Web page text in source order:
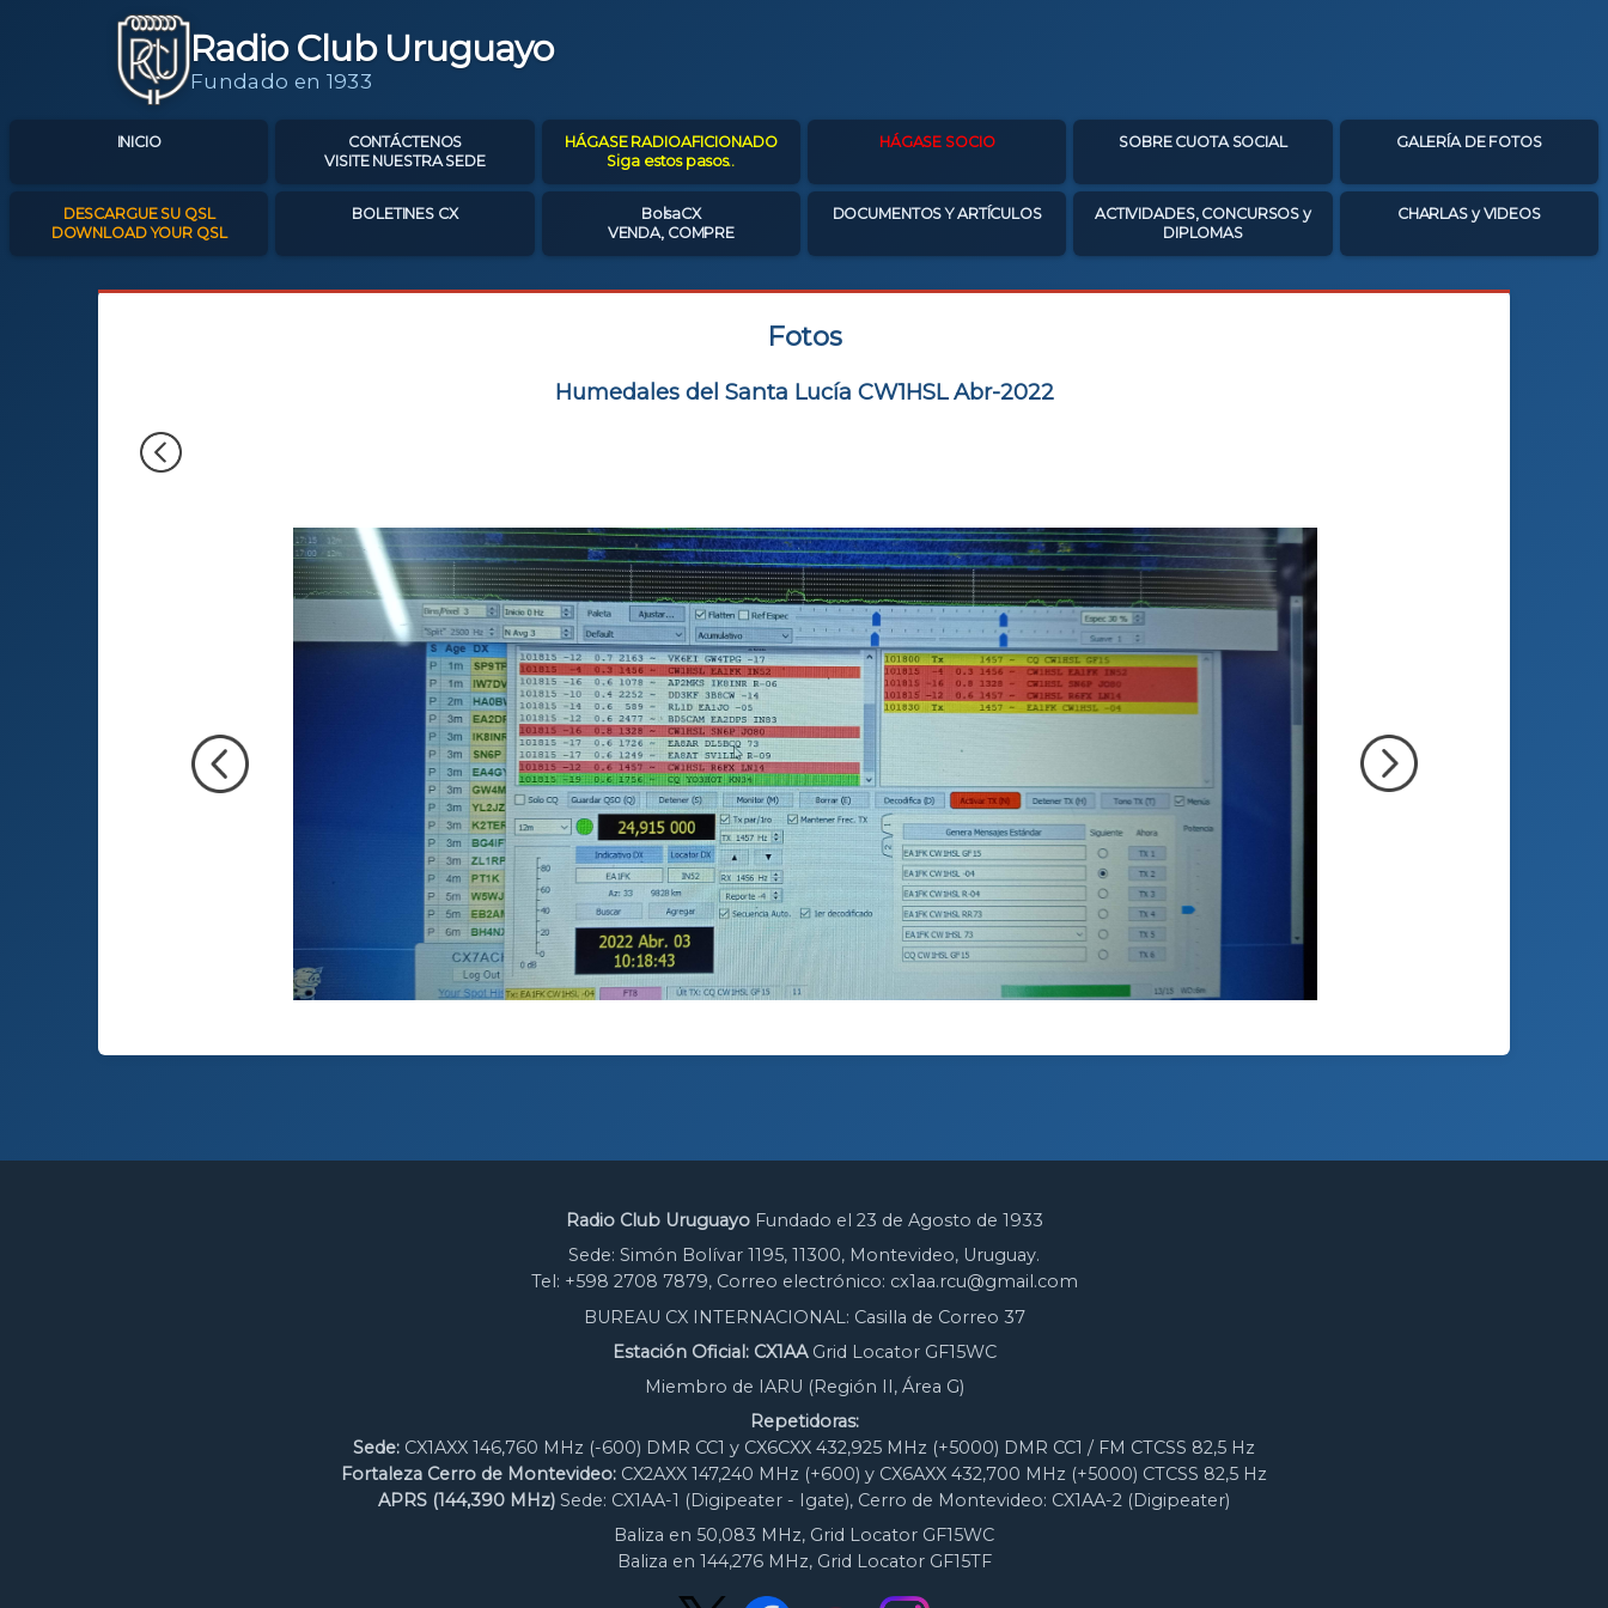
Radio Club Uruguayo
Fundado en 1933
INICIO
CONTÁCTENOS
VISITE NUESTRA SEDE
HÁGASE RADIOAFICIONADO
Siga estos pasos..
HÁGASE SOCIO SOBRE CUOTA SOCIAL GALERÍA DE FOTOS
DESCARGUE SU QSL
DOWNLOAD YOUR QSL
BOLETINES CX
BolsaCX
VENDA, COMPRE
DOCUMENTOS Y ARTÍCULOS
ACTIVIDADES, CONCURSOS y
DIPLOMAS
CHARLAS y VIDEOS
Fotos
Humedales del Santa Lucía CW1HSL Abr-2022
Radio Club UruguayoFundado el 23 de Agosto de 1933
Sede: Simón Bolívar 1195, 11300, Montevideo, Uruguay.
Tel: +598 2708 7879, Correo electrónico: cx1aa.rcu@gmail.com
BUREAU CX INTERNACIONAL: Casilla de Correo 37
Estación Oficial: CX1AAGrid Locator GF15WC
Miembro de IARU (Región II, Área G)
Repetidoras:
Sede: CX1AXX 146,760 MHz (-600) DMR CC1 y CX6CXX 432,925 MHz (+5000) DMR CC1 / FM CTCSS 82,5 Hz
Fortaleza Cerro de Montevideo: CX2AXX 147,240 MHz (+600) y CX6AXX 432,700 MHz (+5000) CTCSS 82,5 Hz
APRS (144,390 MHz) Sede: CX1AA-1 (Digipeater - Igate), Cerro de Montevideo: CX1AA-2 (Digipeater)
Baliza en 50,083 MHz, Grid Locator GF15WC
Baliza en 144,276 MHz, Grid Locator GF15TF